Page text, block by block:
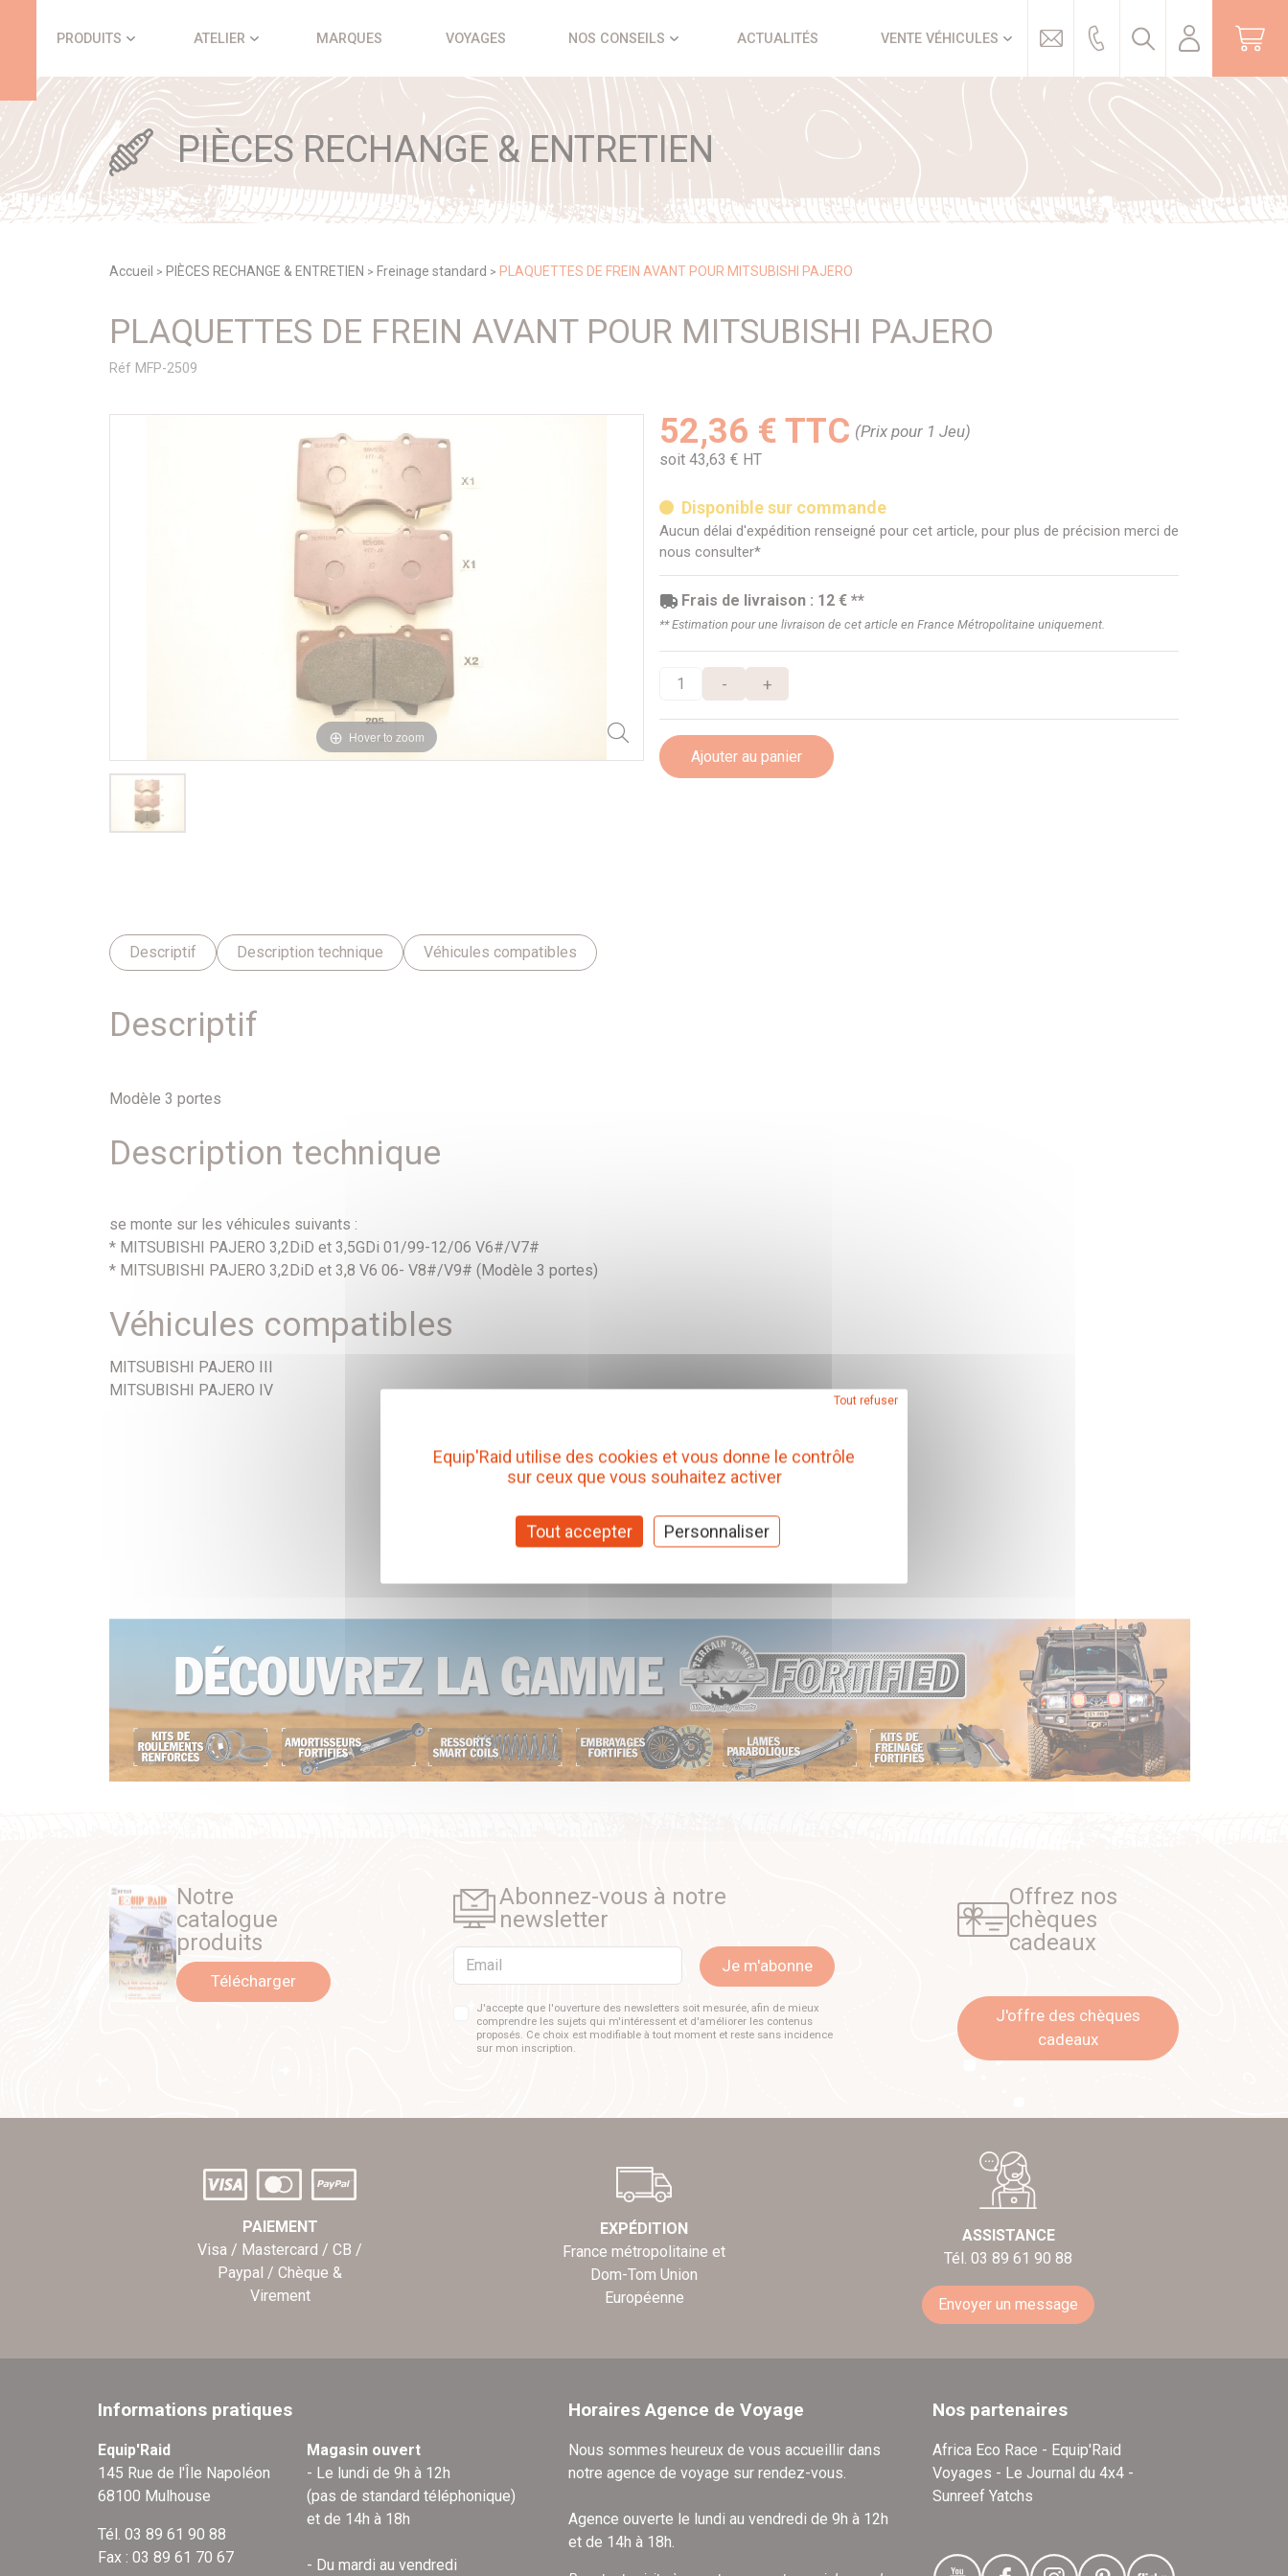
PRODUITS ATELIER MARQUES VOYAGES NOS CONSEILS ACTUALITÉS VENTE VÉHICULES
PIÈCES RECHANGE & ENTRETIEN
Accueil > PIÈCES RECHANGE & ENTRETIEN > Freinage standard > PLAQUETTES DE FREIN AVANT POUR MITSUBISHI PAJERO
PLAQUETTES DE FREIN AVANT POUR MITSUBISHI PAJERO
Réf MFP-2509
Hover to zoom
52,36 € TTC (Prix pour 1 Jeu)
soit 43,63 € HT
Disponible sur commande
Aucun délai d'expédition renseigné pour cet article, pour plus de précision merci de
nous consulter*
Frais de livraison : 12 € **
** Estimation pour une livraison de cet article en France Métropolitaine uniquement.
- +
Ajouter au panier
Descriptif Description technique Véhicules compatibles
Descriptif
Modèle 3 portes
Description technique
se monte sur les véhicules suivants :
* MITSUBISHI PAJERO 3,2DiD et 3,5GDi 01/99-12/06 V6#/V7#
* MITSUBISHI PAJERO 3,2DiD et 3,8 V6 06- V8#/V9# (Modèle 3 portes)
Véhicules compatibles
MITSUBISHI PAJERO III
MITSUBISHI PAJERO IV
Notre
catalogue
produits
Télécharger
Abonnez-vous à notre
newsletter
Email Je m'abonne
J'accepte que l'ouverture des newsletters soit mesurée, afin de mieux
comprendre les sujets qui m'intéressent et d'améliorer les contenus
proposés. Ce choix est modifiable à tout moment et reste sans incidence
sur mon inscription.
Offrez nos
chèques
cadeaux
J'offre des chèques
cadeaux
PAIEMENT
Visa / Mastercard / CB /
Paypal / Chèque &
Virement
EXPÉDITION
France métropolitaine et
Dom-Tom Union
Européenne
ASSISTANCE
Tél. 03 89 61 90 88
Envoyer un message
Informations pratiques
Equip'Raid
145 Rue de l'Île Napoléon
68100 Mulhouse
Tél. 03 89 61 90 88
Fax : 03 89 61 70 67
Magasin ouvert
- Le lundi de 9h à 12h
(pas de standard téléphonique)
et de 14h à 18h
- Du mardi au vendredi
Horaires Agence de Voyage
Nous sommes heureux de vous accueillir dans
notre agence de voyage sur rendez-vous.
Agence ouverte le lundi au vendredi de 9h à 12h
et de 14h à 18h.
Nos partenaires
Africa Eco Race - Equip'Raid
Voyages - Le Journal du 4x4 -
Sunreef Yatchs
Equip'Raid utilise des cookies et vous donne le contrôle
sur ceux que vous souhaitez activer
Tout accepter
Tout refuser
Personnaliser